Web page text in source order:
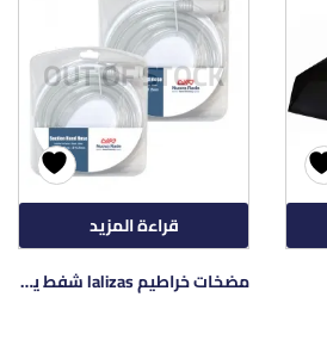
OUT OF STOCK
قراءة المزيد
مضخات خراطيم lalizas شفط يدوي 70002